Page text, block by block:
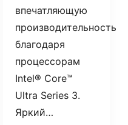
впечатляющую
производительность
благодаря
процессорам
Intel® Core™
Ultra Series 3.
Яркий…